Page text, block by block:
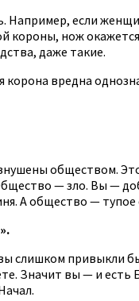
Например, если
короны, нож
даже такие.
корона вредна
обществом.
— зло. Вы —
А общество — тупое
слишком привыкли
Значит вы — и есть